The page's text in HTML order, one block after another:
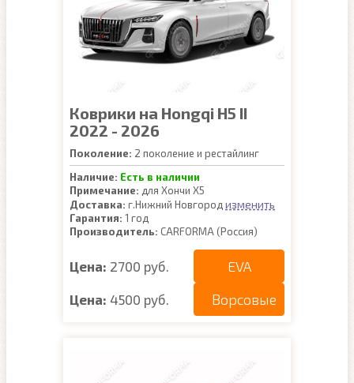
Коврики на Hongqi H5 II
2022 - 2026
Поколение: 2 поколение и рестайлинг
Наличие: Есть в наличии
Примечание: для Хончи Х5
Доставка: г.Нижний Новгород изменить
Гарантия: 1 год
Производитель: CARFORMA (Россия)
Цена: 2700 руб. EVA
Цена: 4500 руб. Ворсовые